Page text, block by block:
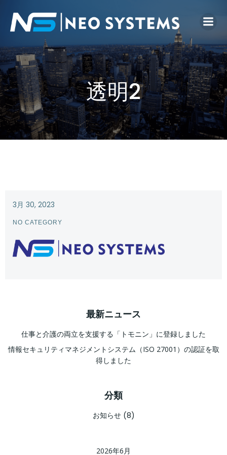
透明2
3月 30, 2023
NO CATEGORY
最新ニュース
仕事と介護の両立を支援する「トモニン」に登録しました
情報セキュリティマネジメントシステム（ISO 27001）の認証を取
得しました
分類
お知らせ(8)
2026年6月